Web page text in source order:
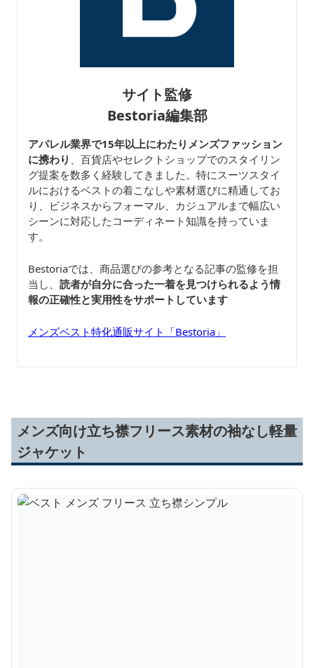
サイト監修
Bestoria編集部
アパレル業界で15年以上にわたりメンズファッション
に携わり
、百貨店やセレクトショップでのスタイリン
グ提案を数多く経験してきました。特にスーツスタイ
ルにおけるベストの着こなしや素材選びに精通してお
り、ビジネスからフォーマル、カジュアルまで幅広い
シーンに対応したコーディネート知識を持っていま
す。
Bestoriaでは、商品選びの参考となる記事の監修を担
当し、 読者が自分に合った一着を見つけられるよう情
報の正確性と実用性をサポートしています
メンズベスト特化通販サイト「Bestoria」
メンズ向け立ち襟フリース素材の袖なし軽量
ジャケット